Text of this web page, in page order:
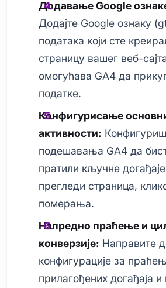
Додавање Google
Додајте Google ознаку
података који сте
страницу вашег веб-
омогућава GA4 да
податке.
Конфигурисање
активности:
подешавања GA4 да
пратили кључне
прегледи страница,
померања.
Напредно праћење и
конверзије: Направите
конфигурације за
прилагођених догађаја